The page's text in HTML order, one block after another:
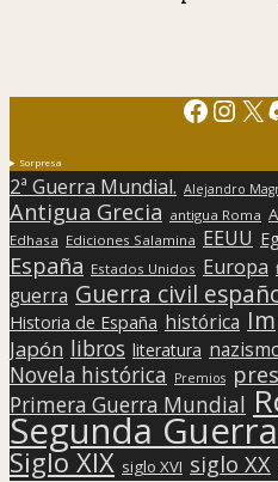
X
Sorpresa
2ª Guerra Mundial. Alejandro
Antigua Grecia antigua Roma
Edhasa Ediciones Salamina EEUU
España Estados Unidos Europa
guerra Guerra civil
Historia de España histórica
Japón libros literatura
Novela histórica Premios
Primera Guerra Mundial
Segunda
Siglo XIX siglo XVI siglo XX